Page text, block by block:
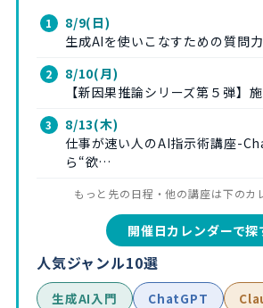
8/9(日)
生成AIを使いこなすための質問
8/10(月)
【新因果推論シリーズ第５弾】
8/13(木)
仕事が速い人のAI指示術講座-
ら“欲…
もっと先の日程・他の講座は下のカ
開催日カレンダーで探
人気ジャンル10選
生成AI入門 ChatGPT